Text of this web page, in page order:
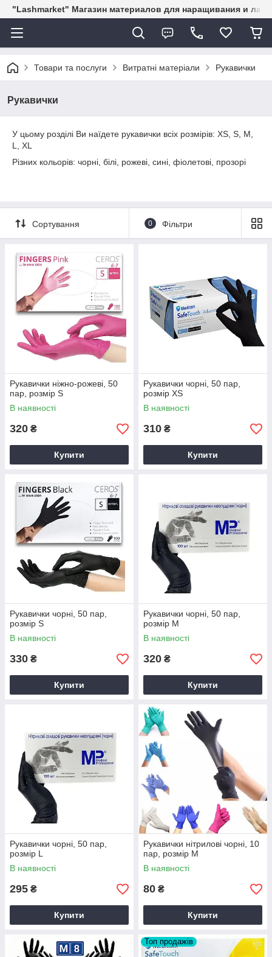
"Lashmarket" Магазин материалов для наращивания и
Товари та послуги Витратні матеріали Рукавички
Рукавички
У цьому розділі Ви наїдете рукавички всіх розмірів: XS, S, M,
L, XL
Різних кольорів: чорні, білі, рожеві, сині, фіолетові, прозорі
Сортування 0 Фільтри
Рукавички ніжно-рожеві, 50
пар, розмір S
В наявності
320 ₴
Купити
Рукавички чорні, 50 пар,
розмір XS
В наявності
310 ₴
Купити
Рукавички чорні, 50 пар,
розмір S
В наявності
330 ₴
Купити
Рукавички чорні, 50 пар,
розмір М
В наявності
320 ₴
Купити
Рукавички чорні, 50 пар,
розмір L
В наявності
295 ₴
Купити
Рукавички нітрилові чорні, 10
пар, розмір М
В наявності
80 ₴
Купити
Топ продажів